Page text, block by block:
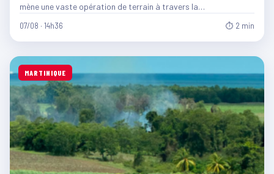
mène une vaste opération de terrain à travers la…
07/08 · 14h36 ⏱ 2 min
MARTINIQUE